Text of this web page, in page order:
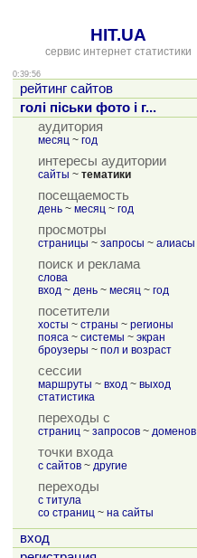
HIT.UA
сервис интернет статистики
0:39:56
рейтинг сайтов
голі піськи фото і г...
аудитория
месяц ~ год
интересы аудитории
сайты ~ тематики
посещаемость
день ~ месяц ~ год
просмотры
страницы ~ запросы ~ алиасы
поиск и реклама
слова
вход ~ день ~ месяц ~ год
посетители
хосты ~ страны ~ регионы
пояса ~ системы ~ экран
броузеры ~ пол и возраст
сессии
маршруты ~ вход ~ выход
статистика
переходы с
страниц ~ запросов ~ доменов
точки входа
с сайтов ~ другие
переходы
с титула
со страниц ~ на сайты
вход